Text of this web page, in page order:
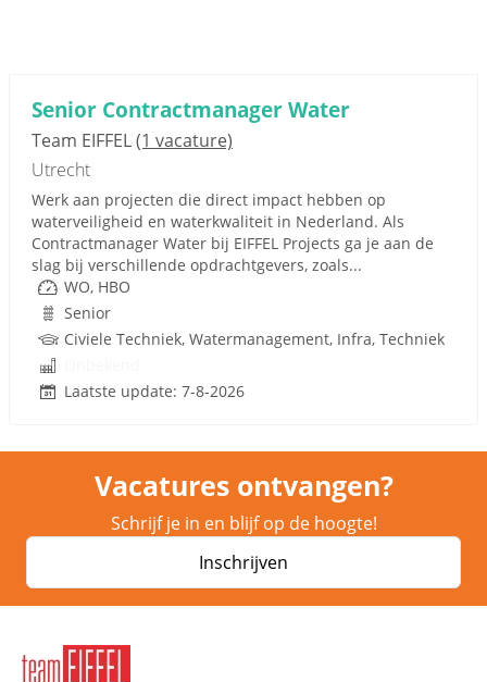
Senior Contractmanager Water
Team EIFFEL(1 vacature)
Utrecht
Werk aan projecten die direct impact hebben op
waterveiligheid en waterkwaliteit in Nederland. Als
Contractmanager Water bij EIFFEL Projects ga je aan de
slag bij verschillende opdrachtgevers, zoals...
WO, HBO
Senior
Civiele Techniek, Watermanagement, Infra, Techniek
Laatste update: 7-8-2026
Vacatures ontvangen?
Schrijf je in en blijf op de hoogte!
Inschrijven